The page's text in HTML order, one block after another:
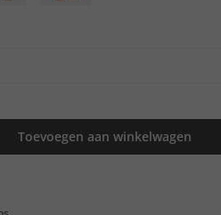
Toevoegen aan winkelwagen